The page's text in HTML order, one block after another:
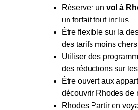
Réserver un vol à
un forfait tout inclus.
Être flexible sur la
des tarifs moins chers.
Utiliser des
des réductions sur
Être ouvert aux
découvrir Rhodes de
Rhodes Partir en